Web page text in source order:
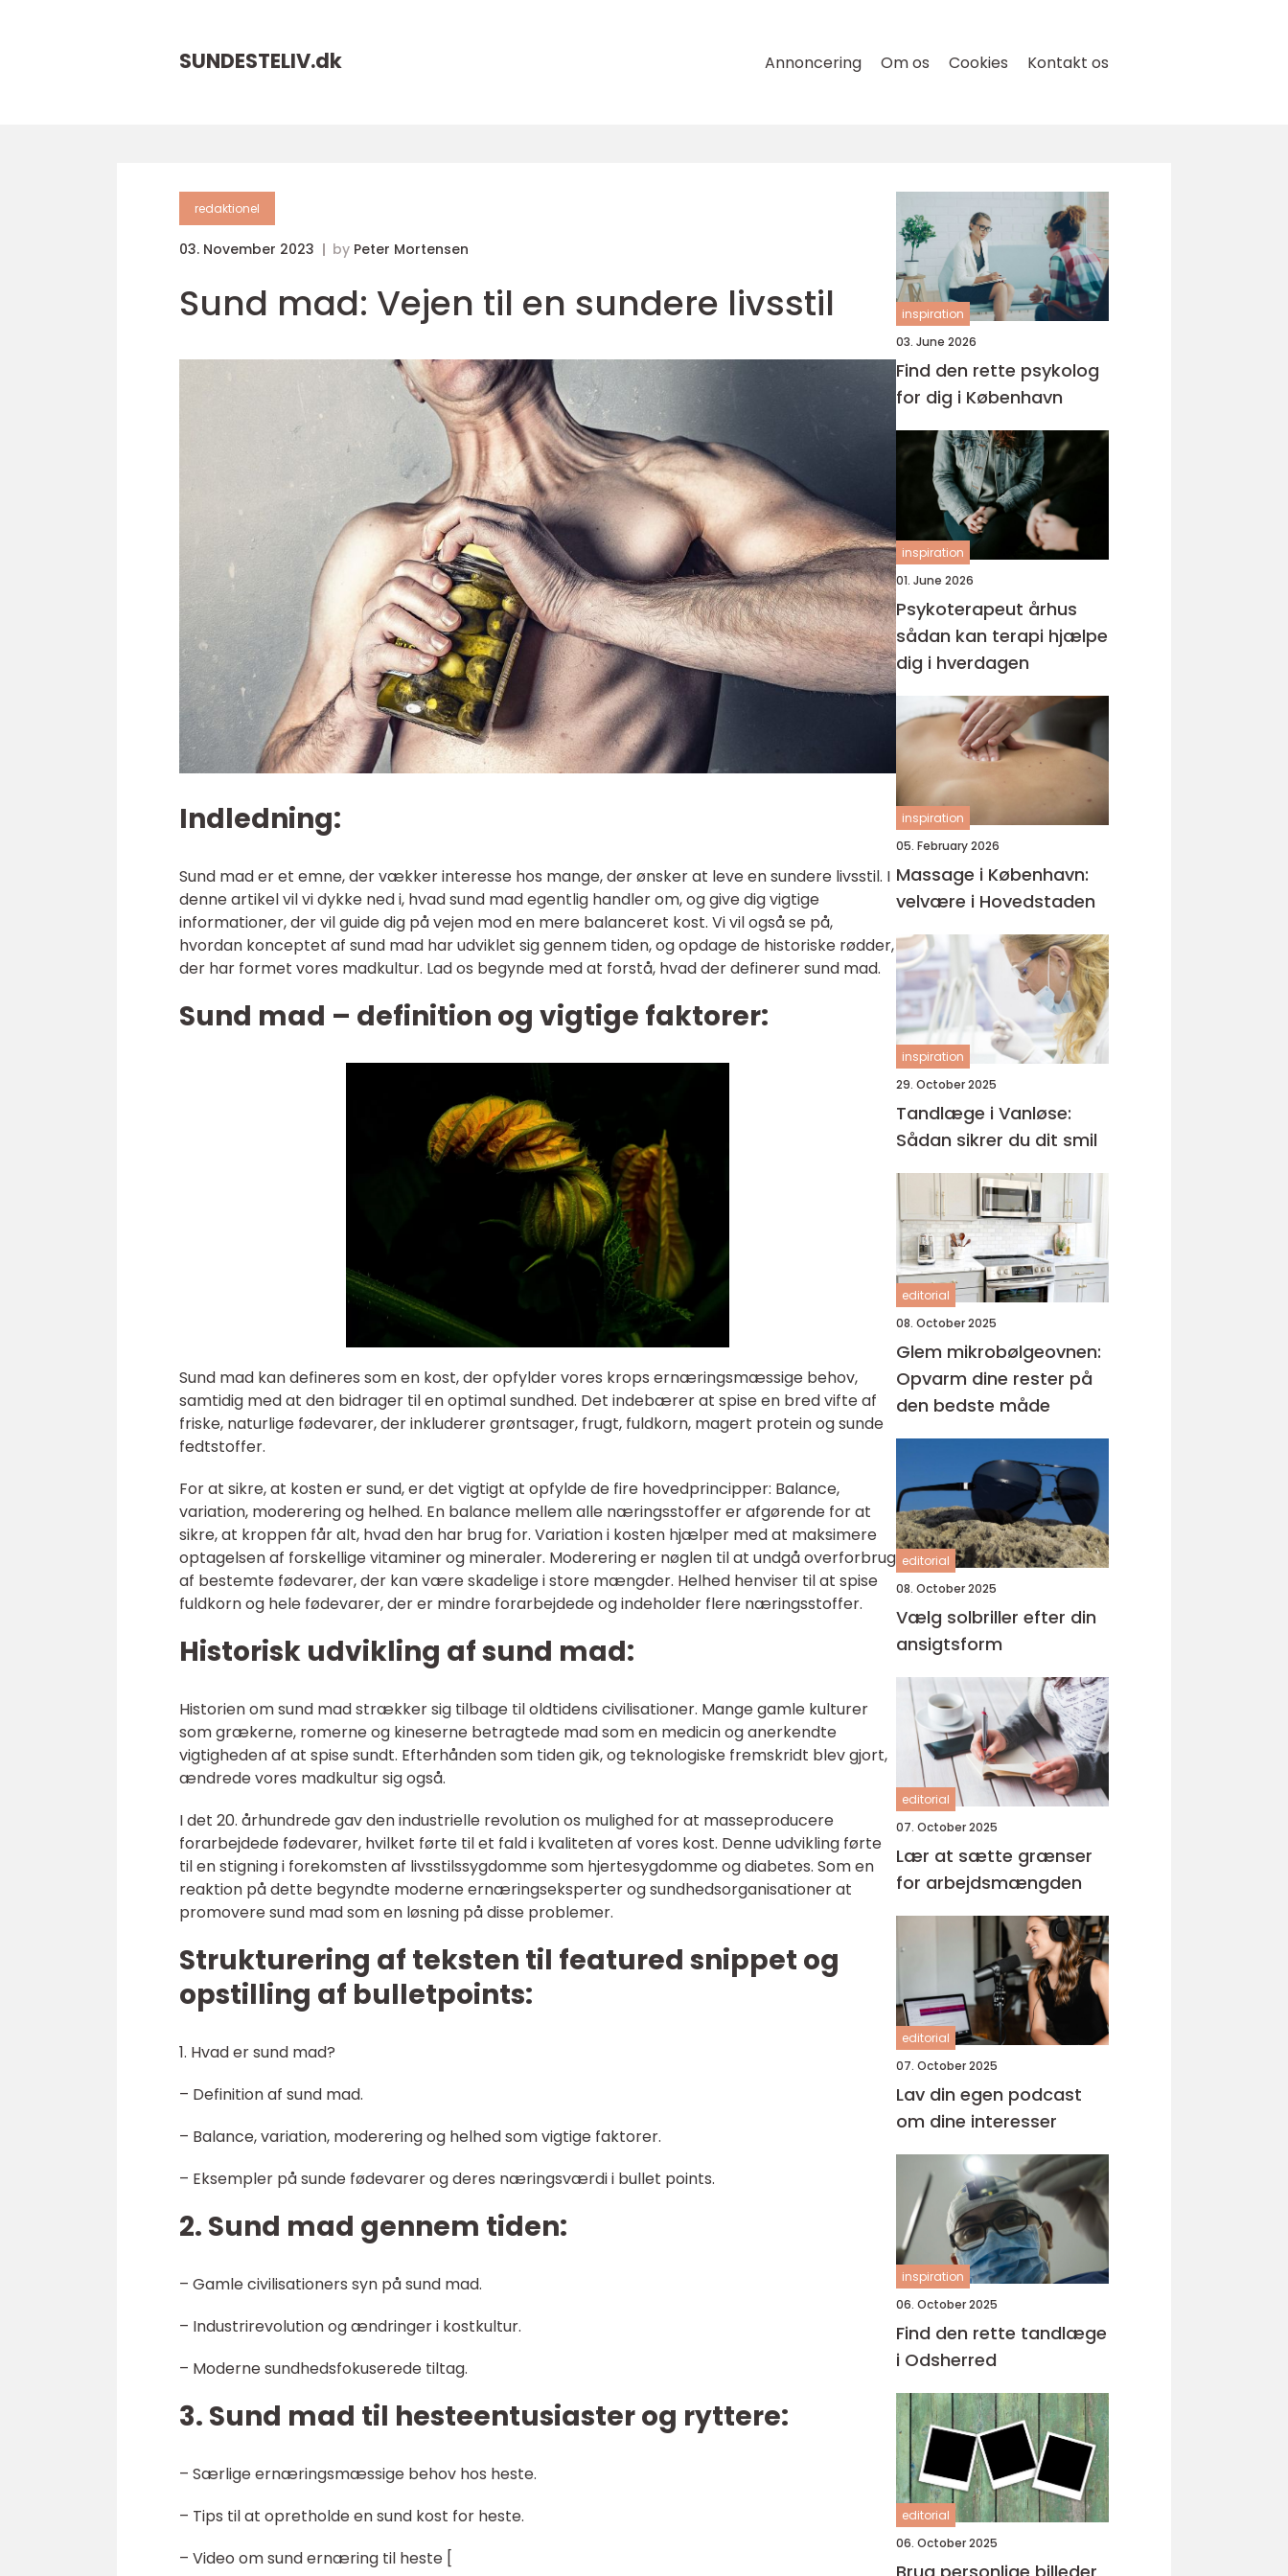
SUNDESTELIV.dk Annoncering Om os Cookies Kontakt os
redaktionel
03. November 2023 by Peter Mortensen
Sund mad: Vejen til en sundere livsstil
Indledning:
Sund mad er et emne, der vækker interesse hos mange, der ønsker at leve en sundere livsstil. I
denne artikel vil vi dykke ned i, hvad sund mad egentlig handler om, og give dig vigtige
informationer, der vil guide dig på vejen mod en mere balanceret kost. Vi vil også se på,
hvordan konceptet af sund mad har udviklet sig gennem tiden, og opdage de historiske rødder,
der har formet vores madkultur. Lad os begynde med at forstå, hvad der definerer sund mad.
Sund mad – definition og vigtige faktorer:
Sund mad kan defineres som en kost, der opfylder vores krops ernæringsmæssige behov,
samtidig med at den bidrager til en optimal sundhed. Det indebærer at spise en bred vifte af
friske, naturlige fødevarer, der inkluderer grøntsager, frugt, fuldkorn, magert protein og sunde
fedtstoffer.
For at sikre, at kosten er sund, er det vigtigt at opfylde de fire hovedprincipper: Balance,
variation, moderering og helhed. En balance mellem alle næringsstoffer er afgørende for at
sikre, at kroppen får alt, hvad den har brug for. Variation i kosten hjælper med at maksimere
optagelsen af forskellige vitaminer og mineraler. Moderering er nøglen til at undgå overforbrug
af bestemte fødevarer, der kan være skadelige i store mængder. Helhed henviser til at spise
fuldkorn og hele fødevarer, der er mindre forarbejdede og indeholder flere næringsstoffer.
Historisk udvikling af sund mad:
Historien om sund mad strækker sig tilbage til oldtidens civilisationer. Mange gamle kulturer
som grækerne, romerne og kineserne betragtede mad som en medicin og anerkendte
vigtigheden af at spise sundt. Efterhånden som tiden gik, og teknologiske fremskridt blev gjort,
ændrede vores madkultur sig også.
I det 20. århundrede gav den industrielle revolution os mulighed for at masseproducere
forarbejdede fødevarer, hvilket førte til et fald i kvaliteten af vores kost. Denne udvikling førte
til en stigning i forekomsten af livsstilssygdomme som hjertesygdomme og diabetes. Som en
reaktion på dette begyndte moderne ernæringseksperter og sundhedsorganisationer at
promovere sund mad som en løsning på disse problemer.
Strukturering af teksten til featured snippet og
opstilling af bulletpoints:
1. Hvad er sund mad?
– Definition af sund mad.
– Balance, variation, moderering og helhed som vigtige faktorer.
– Eksempler på sunde fødevarer og deres næringsværdi i bullet points.
2. Sund mad gennem tiden:
– Gamle civilisationers syn på sund mad.
– Industrirevolution og ændringer i kostkultur.
– Moderne sundhedsfokuserede tiltag.
3. Sund mad til hesteentusiaster og ryttere:
– Særlige ernæringsmæssige behov hos heste.
– Tips til at opretholde en sund kost for heste.
– Video om sund ernæring til heste [
inspiration
03. June 2026
Find den rette psykolog
for dig i København
inspiration
01. June 2026
Psykoterapeut århus
sådan kan terapi hjælpe
dig i hverdagen
inspiration
05. February 2026
Massage i København:
velvære i Hovedstaden
inspiration
29. October 2025
Tandlæge i Vanløse:
Sådan sikrer du dit smil
editorial
08. October 2025
Glem mikrobølgeovnen:
Opvarm dine rester på
den bedste måde
editorial
08. October 2025
Vælg solbriller efter din
ansigtsform
editorial
07. October 2025
Lær at sætte grænser
for arbejdsmængden
editorial
07. October 2025
Lav din egen podcast
om dine interesser
inspiration
06. October 2025
Find den rette tandlæge
i Odsherred
editorial
06. October 2025